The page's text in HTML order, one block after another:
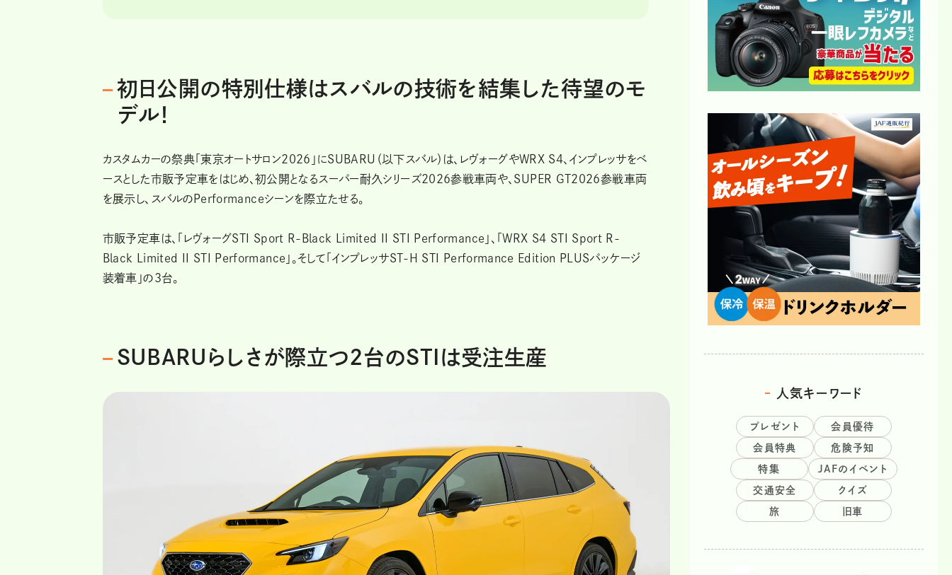
初日公開の特別仕様はスバルの技術を結集した待望のモ
デル！
カスタムカーの祭典「東京オートサロン2026」にSUBARU（以下スバル）は、レヴォーグやWRX S4、インプレッサをベ
ースとした市販予定車をはじめ、初公開となるスーパー耐久シリーズ2026参戦車両や、SUPER GT2026参戦車両
を展示し、スバルのPerformanceシーンを際立たせる。
市販予定車は、「レヴォーグSTI Sport R-Black Limited II STI Performance」、「WRX S4 STI Sport R-
Black Limited II STI Performance」。そして「インプレッサST-H STI Performance Edition PLUSパッケージ
装着車」の3台。
SUBARUらしさが際立つ2台のSTIは受注生産
人気キーワード
プレゼント 会員優待
会員特典 危険予知
特集 JAFのイベント
交通安全 クイズ
旅 旧車